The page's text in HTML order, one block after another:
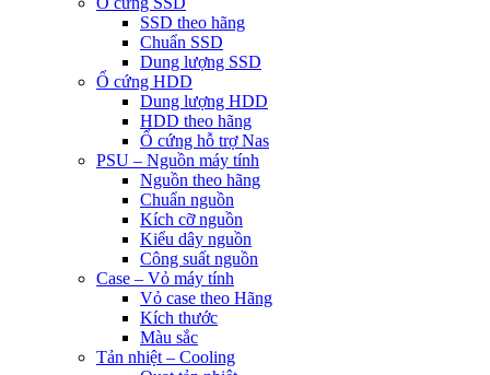
SSD theo hãng
Chuẩn SSD
Dung lượng SSD
Ổ cứng HDD
Dung lượng HDD
HDD theo hãng
Ổ cứng hỗ trợ Nas
PSU – Nguồn máy tính
Nguồn theo hãng
Chuẩn nguồn
Kích cỡ nguồn
Kiểu dây nguồn
Công suất nguồn
Case – Vỏ máy tính
Vỏ case theo Hãng
Kích thước
Màu sắc
Tản nhiệt – Cooling